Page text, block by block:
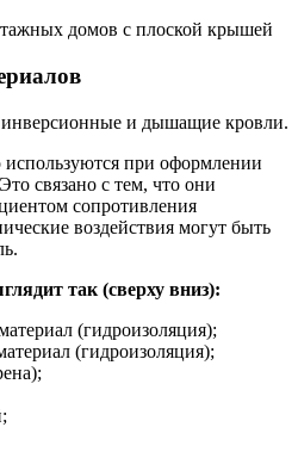
инверсионные и дышащие кровли.
при оформлении
связано с тем, что они
сопротивления
воздействия могут быть
так (сверху вниз):
(гидроизоляция);
(гидроизоляция);